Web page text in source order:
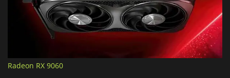
Radeon RX 9060